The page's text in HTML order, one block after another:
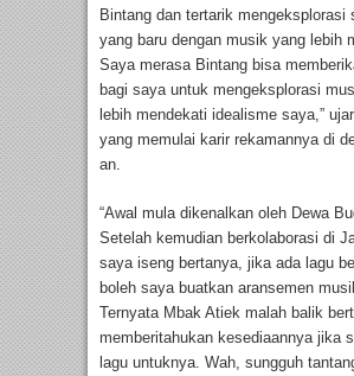
Bintang dan tertarik mengeksplorasi
yang baru dengan musik yang lebih
Saya merasa Bintang bisa
bagi saya untuk mengeksplorasi
lebih mendekati idealisme saya,”
yang memulai karir rekamannya di
an.
“Awal mula dikenalkan oleh Dewa
Setelah kemudian berkolaborasi di
saya iseng bertanya, jika ada lagu
boleh saya buatkan aransemen
Ternyata Mbak Atiek malah balik
memberitahukan kesediaannya jika
lagu untuknya. Wah, sungguh